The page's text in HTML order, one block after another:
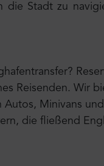
die Stadt zu
Reisenden. Wir
Autos, Minivans und
die fließend